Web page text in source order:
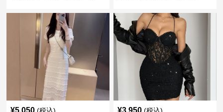
¥5,050 ¥3,950